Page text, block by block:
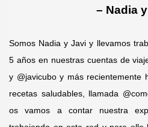
– Nadia
Somos Nadia y Javi y llevamos
5 años en nuestras cuentas de
y @javicubo y más recientemente
recetas saludables, llamada
os vamos a contar nuestra